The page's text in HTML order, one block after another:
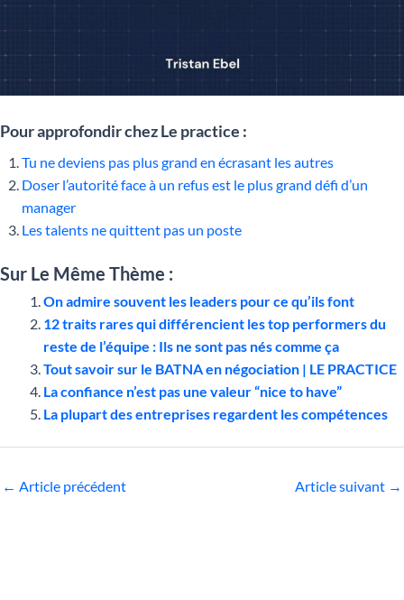
Pour approfondir chez Le practice :
Tu ne deviens pas plus grand en écrasant les autres
Doser l’autorité face à un refus est le plus grand défi d’un
manager
Les talents ne quittent pas un poste
Sur Le Même Thème :
On admire souvent les leaders pour ce qu’ils font
12 traits rares qui différencient les top performers du
reste de l’équipe : Ils ne sont pas nés comme ça
Tout savoir sur le BATNA en négociation | LE PRACTICE
La confiance n’est pas une valeur “nice to have”
La plupart des entreprises regardent les compétences
← Article précédent Article suivant →